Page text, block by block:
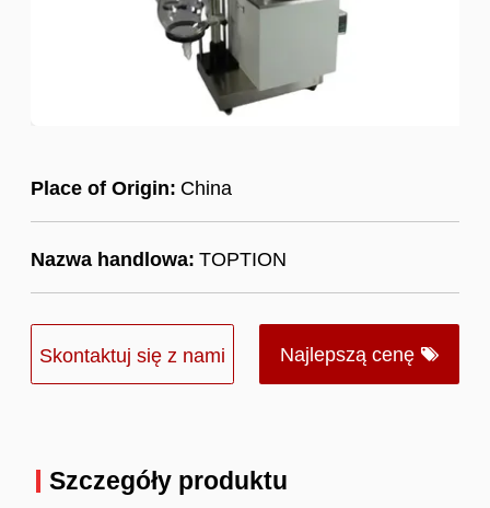
Place of Origin: China
Nazwa handlowa: TOPTION
Skontaktuj się z nami Najlepszą cenę
Szczegóły produktu